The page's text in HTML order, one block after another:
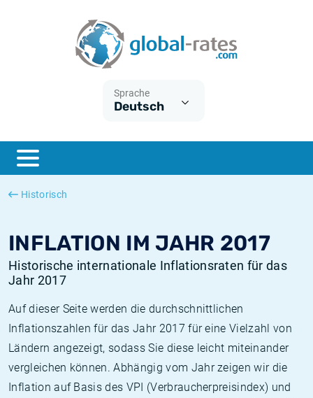
Sprache
Deutsch
Historisch
INFLATION IM JAHR 2017
Historische internationale Inflationsraten für das
Jahr 2017
Auf dieser Seite werden die durchschnittlichen
Inflationszahlen für das Jahr 2017 für eine Vielzahl von
Ländern angezeigt, sodass Sie diese leicht miteinander
vergleichen können. Abhängig vom Jahr zeigen wir die
Inflation auf Basis des VPI (Verbraucherpreisindex) und
ESTER
SONIA
Was ist die VPI-Inflation?
Was ist die HVPI-Inflation?
Deutsche inflation
Europäische inflation
Historische Euribor-Sätze
Historische ESTER-Sätze
Historische SOFR-Sätze
Historische SONIA-Sätze
Inflationsrechner